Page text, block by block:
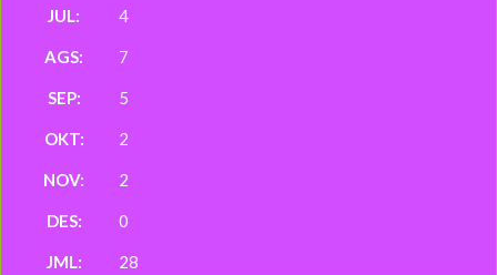
4
7
5
2
2
0
28